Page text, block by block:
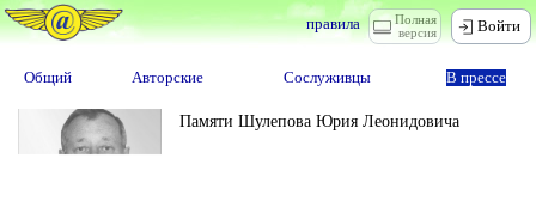
Полная
версия
правила Войти
Общий Авторские Сослуживцы В прессе
Памяти Шулепова Юрия Леонидовича